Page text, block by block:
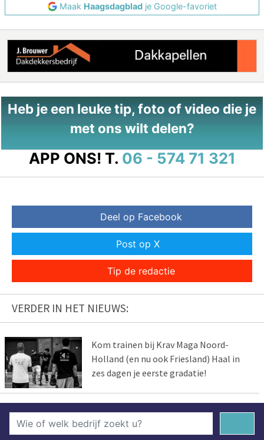
Maak Haagsdagbladje Google-favoriet
Heb je een leuke tip, foto of video die je
met ons wilt delen?
APP ONS! T. 06 - 574 71 321
Deel op Facebook
Post op X
Tip de redactie
VERDER IN HET NIEUWS:
Kom trainen bij Krav Maga Noord-
Holland (en nu ook Friesland) Haal in
zes dagen je eerste gradatie!